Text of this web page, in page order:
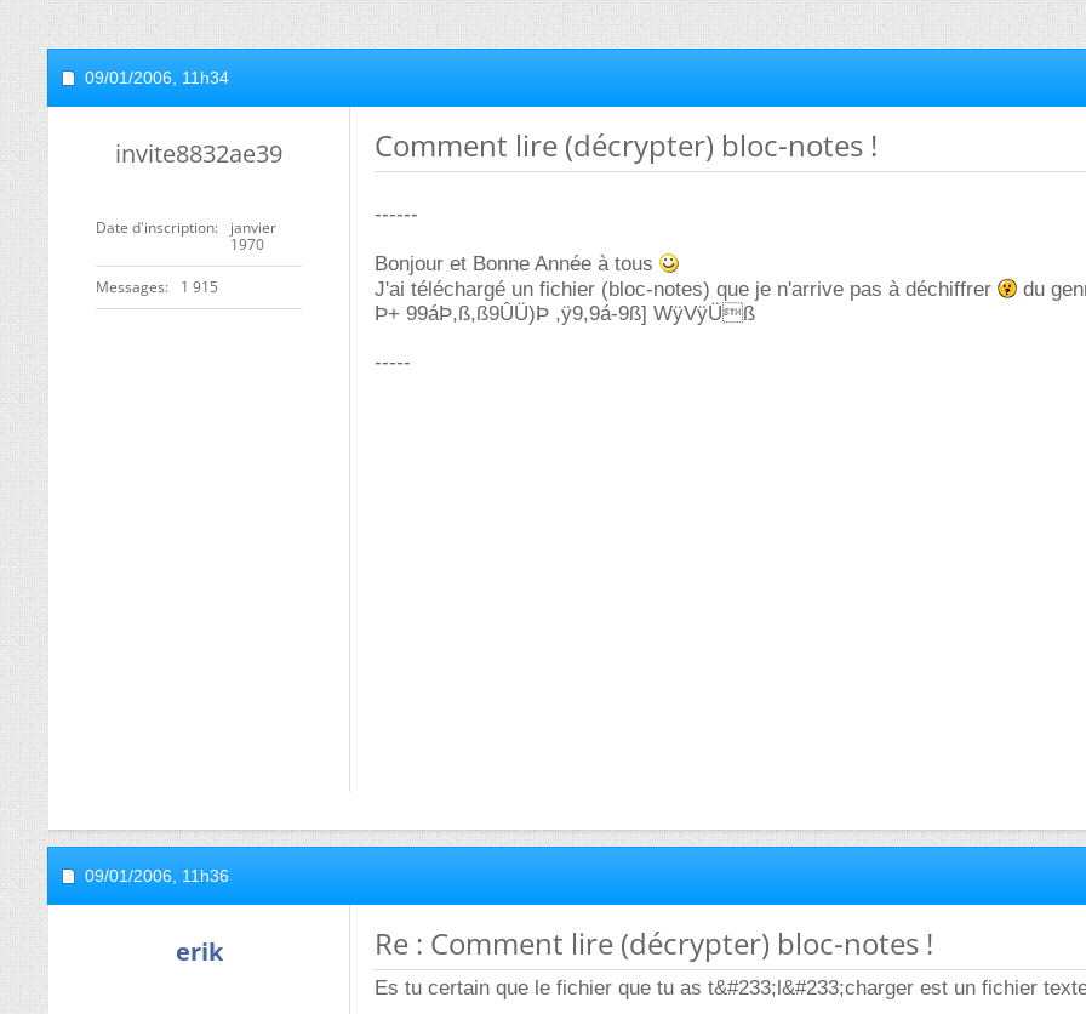
09/01/2006, 11h34
invite8832ae39
Date d'inscription
janvier
1970
Messages 1 915
Comment lire (décrypter) bloc-notes !
------
Bonjour et Bonne Année à tous
J'ai téléchargé un fichier (bloc-notes) que je n'arrive pas à déchiffrer
du
Þ+ 99áÞ,ß,ß9ÛÜ)Þ ,ÿ9,9á-9ß] WÿVÿÜß
-----
09/01/2006, 11h36
erik Re : Comment lire (décrypter) bloc-notes !
Es tu certain que le fichier que tu as t&#233;l&#233;charger est un fichier